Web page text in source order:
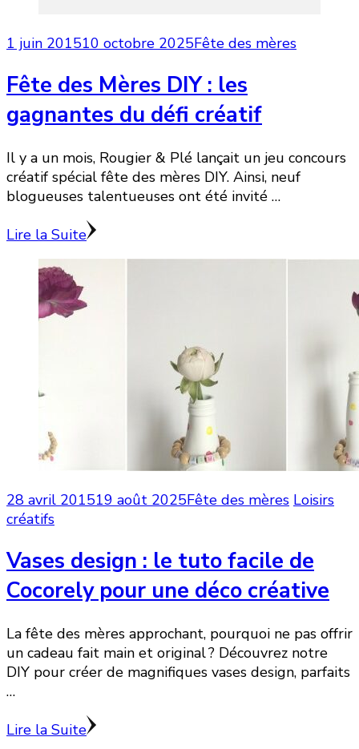
1 juin 201510 octobre 2025Fête des mères
Fête des Mères DIY : les
gagnantes du défi créatif
Il y a un mois, Rougier & Plé lançait un jeu concours
créatif spécial fête des mères DIY. Ainsi, neuf
blogueuses talentueuses ont été invité …
Lire la Suite
28 avril 201519 août 2025Fête des mères Loisirs
créatifs
Vases design : le tuto facile de
Cocorely pour une déco créative
La fête des mères approchant, pourquoi ne pas offrir
un cadeau fait main et original ? Découvrez notre
DIY pour créer de magnifiques vases design, parfaits
…
Lire la Suite